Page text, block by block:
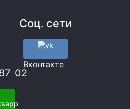
02
Соц. сети
Вконтакте